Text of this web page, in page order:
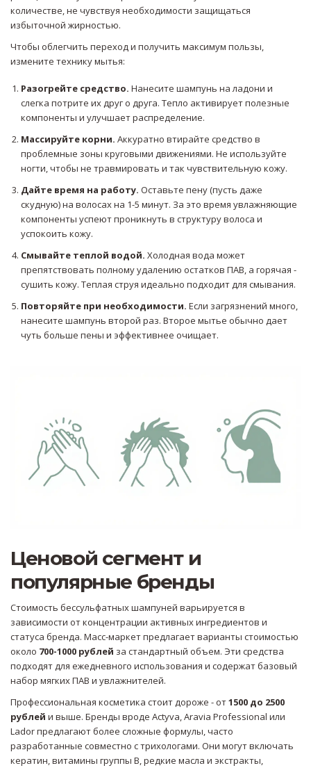
количестве, не чувствуя необходимости защищаться
избыточной жирностью.
Чтобы облегчить переход и получить максимум пользы,
измените технику мытья:
Разогрейте средство. Нанесите шампунь на ладони и
слегка потрите их друг о друга. Тепло активирует полезные
компоненты и улучшает распределение.
Массируйте корни. Аккуратно втирайте средство в
проблемные зоны круговыми движениями. Не используйте
ногти, чтобы не травмировать и так чувствительную кожу.
Дайте время на работу. Оставьте пену (пусть даже
скудную) на волосах на 1-5 минут. За это время увлажняющие
компоненты успеют проникнуть в структуру волоса и
успокоить кожу.
Смывайте теплой водой. Холодная вода может
препятствовать полному удалению остатков ПАВ, а горячая -
сушить кожу. Теплая струя идеально подходит для смывания.
Повторяйте при необходимости. Если загрязнений много,
нанесите шампунь второй раз. Второе мытье обычно дает
чуть больше пены и эффективнее очищает.
Ценовой сегмент и
популярные бренды
Стоимость бессульфатных шампуней варьируется в
зависимости от концентрации активных ингредиентов и
статуса бренда. Масс-маркет предлагает варианты стоимостью
около 700-1000 рублей за стандартный объем. Эти средства
подходят для ежедневного использования и содержат базовый
набор мягких ПАВ и увлажнителей.
Профессиональная косметика стоит дороже - от1500 до 2500
рублей и выше. Бренды вроде Actyva, Aravia Professional или
Lador предлагают более сложные формулы, часто
разработанные совместно с трихологами. Они могут включать
кератин, витамины группы B, редкие масла и экстракты,